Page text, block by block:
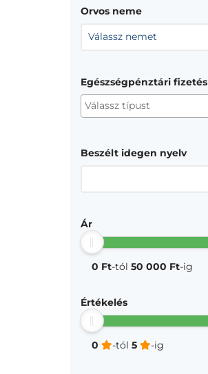
Orvos neme
Válassz nemet
Egészségpénztári fizetés
Beszélt idegen nyelv
Ár
0 Ft-tól 50 000 Ft-ig
Értékelés
0 -tól 5 -ig